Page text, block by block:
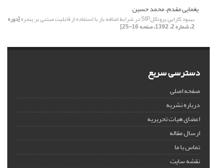
یغمایی مقدم، محمد حسین
بهبود کارایی پروتکلSIP در شرایط اضافه بار با استفاده از قابلیت مبتنی بر پنجره [دوره
2، شماره 2، 1392، صفحه 16-25]
دسترسی سریع
صفحه اصلی
درباره نشریه
اعضای هیات تحریریه
ارسال مقاله
تماس با ما
نقشه سایت